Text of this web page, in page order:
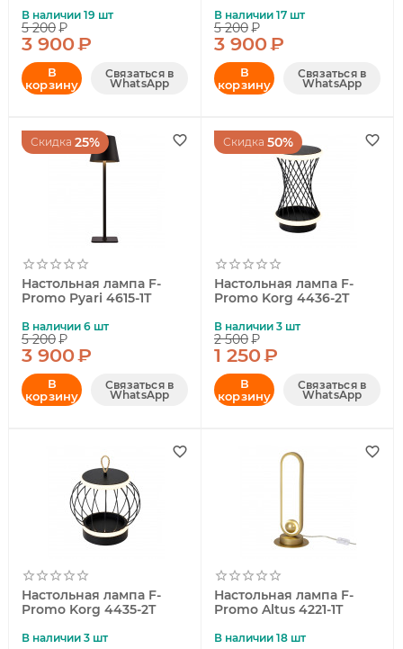
В наличии 19 шт
5 200₽
3 900₽
В
корзину
Связаться в
WhatsApp
В наличии 17 шт
5 200₽
3 900₽
В
корзину
Связаться в
WhatsApp
Скидка 25%
Настольная лампа F-
Promo Pyari 4615-1T
В наличии 6 шт
5 200₽
3 900₽
В
корзину
Связаться в
WhatsApp
Скидка 50%
Настольная лампа F-
Promo Korg 4436-2T
В наличии 3 шт
2 500₽
1 250₽
В
корзину
Связаться в
WhatsApp
Настольная лампа F-
Promo Korg 4435-2T
В наличии 3 шт
Настольная лампа F-
Promo Altus 4221-1T
В наличии 18 шт